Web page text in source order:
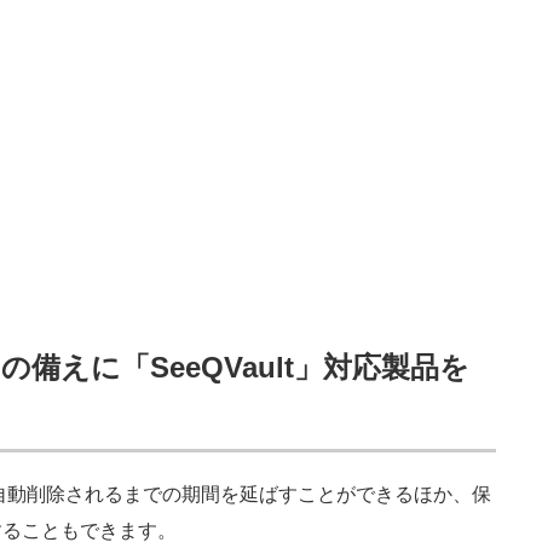
備えに「SeeQVault」対応製品を
削除されるまでの期間を延ばすことができるほか、保
こともできます。